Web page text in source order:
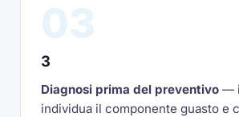
3
Diagnosi prima del preventivo —
individua il componente guasto e